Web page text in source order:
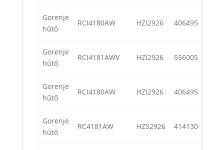
Gorenje
hűtő
RCI4180AW HZI2926 406495
Gorenje
hűtő
RCI4181AWV HZI2926 556005
Gorenje
hűtő
RCI4180AW HZI2926 406495
Gorenje
hűtő
RC4181AW HZS2926 414130